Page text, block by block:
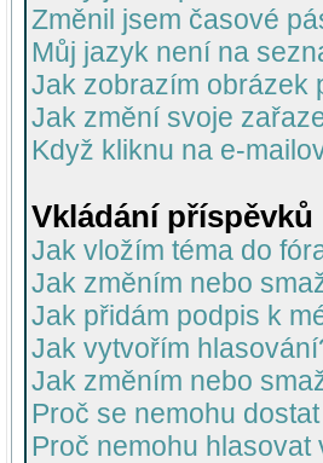
Změnil jsem časové
Můj jazyk není na
Jak zobrazím obrázek
Jak změní svoje
Když kliknu na e-
Vkládání příspěvků
Jak vložím téma do
Jak změním nebo
Jak přidám podpis k
Jak vytvořím
Jak změním nebo
Proč se nemohu
Proč nemohu hlasovat